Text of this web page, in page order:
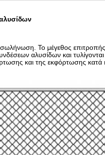
Το μέγεθος
αλυσίδων και
και της εκφόρτωσης